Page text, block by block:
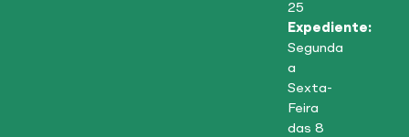
25
Expediente:
Segunda
a
Sexta-
Feira
das 8